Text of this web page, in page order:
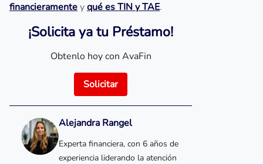
financieramenteyqué es TIN y TAE.
¡Solicita ya tu Préstamo!
Obtenlo hoy con AvaFin
Solicitar
Alejandra Rangel
Experta financiera, con 6 años de
experiencia liderando la atención